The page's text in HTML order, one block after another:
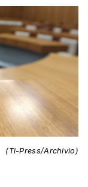
(Ti-Press/Archivio)